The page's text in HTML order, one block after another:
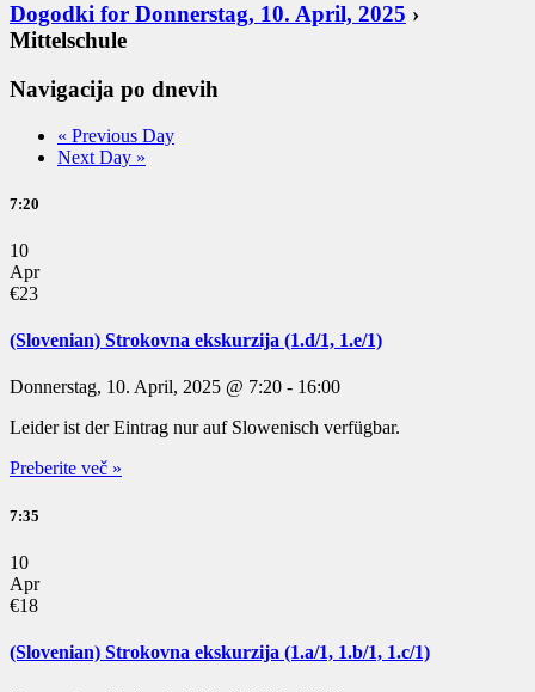
Dogodki for Donnerstag, 10. April, 2025 ›
Mittelschule
Navigacija po dnevih
« Previous Day
Next Day »
7:20
10
Apr
€23
(Slovenian) Strokovna ekskurzija (1.d/1, 1.e/1)
Donnerstag, 10. April, 2025 @ 7:20 - 16:00
Leider ist der Eintrag nur auf Slowenisch verfügbar.
Preberite več »
7:35
10
Apr
€18
(Slovenian) Strokovna ekskurzija (1.a/1, 1.b/1, 1.c/1)